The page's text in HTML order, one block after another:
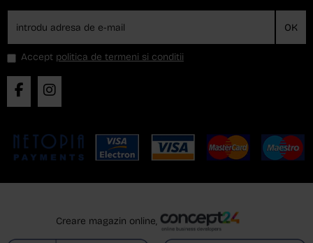
OK
Accept politica de termeni si conditii
Creare magazin online,